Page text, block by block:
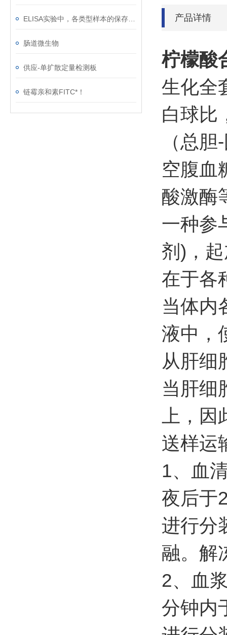
肠道微生物
供应-单扩散定量检测板
链霉亲和素FITC*！
产品详情
柠檬酸
生化全
白球比
（总
空腹血
酸激酶
一种参
剂)，
在于各
当体内
液中，
从肝细
当肝细
上，
送样运
1、血
夜后于
进行分
融。解
2、血
分钟内